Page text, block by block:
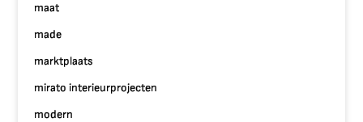
maat
made
marktplaats
mirato interieurprojecten
modern